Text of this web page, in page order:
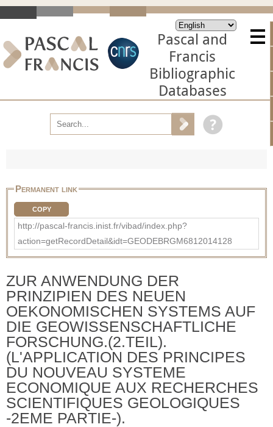
Pascal and
Francis
Bibliographic
Databases
Permanent link
COPY
http://pascal-francis.inist.fr/vibad/index.php?
action=getRecordDetail&idt=GEODEBRGM6812014128
ZUR ANWENDUNG DER
PRINZIPIEN DES NEUEN
OEKONOMISCHEN SYSTEMS AUF
DIE GEOWISSENSCHAFTLICHE
FORSCHUNG.(2.TEIL).
(L'APPLICATION DES PRINCIPES
DU NOUVEAU SYSTEME
ECONOMIQUE AUX RECHERCHES
SCIENTIFIQUES GEOLOGIQUES
-2EME PARTIE-).